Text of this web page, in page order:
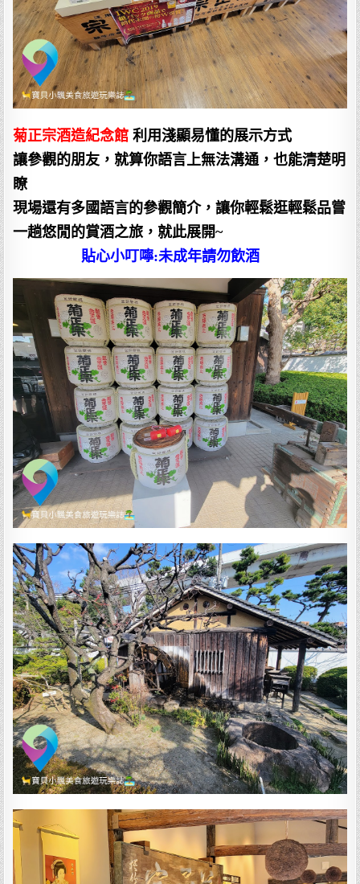
菊正宗酒造紀念館 利用淺顯易懂的展示方式
讓參觀的朋友，就算你語言上無法溝通，也能清楚明
瞭
現場還有多國語言的參觀簡介，讓你輕鬆逛輕鬆品嘗
一趟悠閒的賞酒之旅，就此展開~
貼心小叮嚀:未成年請勿飲酒